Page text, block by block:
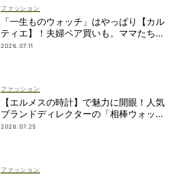
ファッション
「一生ものウォッチ」はやっぱり【カル
ティエ】！夫婦ペア買いも。ママたちが
リアルに選んだモデル
2026.07.11
ファッション
【エルメスの時計】で魅力に開眼！人気
ブランドディレクターの「相棒ウォッ
チ」ヒストリー
2026.07.25
ファッション